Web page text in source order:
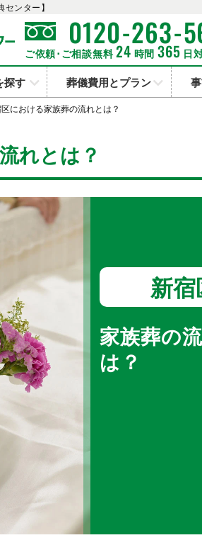
ンター】
0120-263-
ご依頼･ご相談無料 24 時間 365 日
探す 葬儀費用とプラン
における家族葬の流れとは？
れとは？
新
家族葬の
は？